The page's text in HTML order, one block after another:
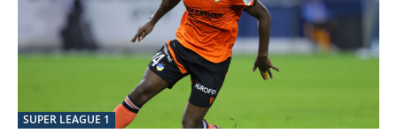
SUPER LEAGUE 1